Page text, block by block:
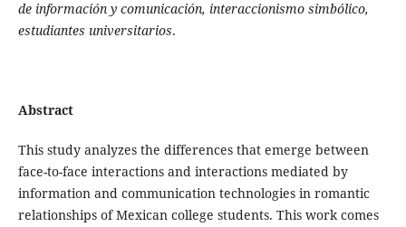
de información y comunicación, interaccionismo simbólico,
estudiantes universitarios.
Abstract
This study analyzes the differences that emerge between
face-to-face interactions and interactions mediated by
information and communication technologies in romantic
relationships of Mexican college students. This work comes